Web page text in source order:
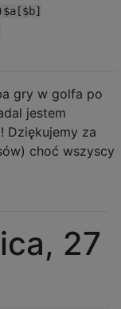
gry w golfa po
jestem
Dziękujemy za
choć wszyscy
27